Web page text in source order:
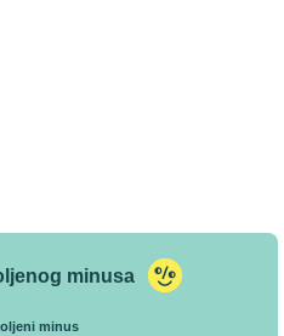
minusa
minus